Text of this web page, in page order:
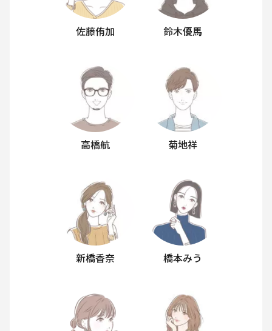
佐藤侑加 鈴木優馬
高橋航 菊地祥
新橋香奈 橋本みう